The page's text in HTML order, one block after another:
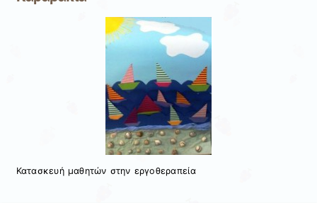
Κατασκευή μαθητών στην εργοθεραπεία